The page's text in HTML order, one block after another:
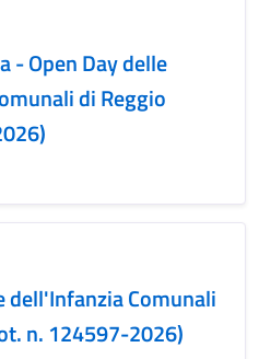
- Open Day delle
di Reggio
dell'Infanzia Comunali
n. 124597-2026)